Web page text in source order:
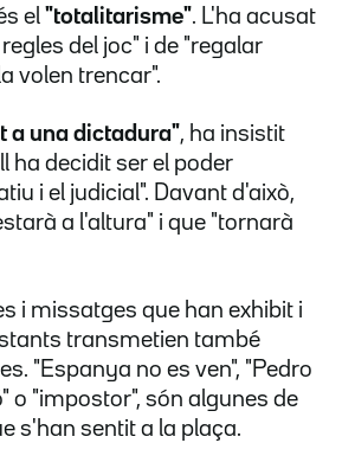
el "totalitarisme". L'ha acusat
del joc" i de "regalar
volen trencar".
a una dictadura", ha insistit
ha decidit ser el poder
i el judicial". Davant d'això,
a l'altura" i que "tornarà
i missatges que han exhibit i
transmetien també
"Espanya no es ven", "Pedro
o "impostor", són algunes de
s'han sentit a la plaça.